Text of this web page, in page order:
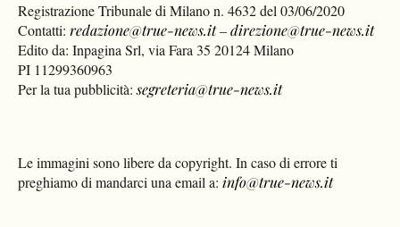
Registrazione Tribunale di Milano n. 4632 del 03/06/2020
Contatti:redazione@true-news.it–direzione@true-news.it
Edito da: Inpagina Srl, via Fara 35 20124 Milano
PI 11299360963
Per la tua pubblicità:segreteria@true-news.it
Le immagini sono libere da copyright. In caso di errore ti
preghiamo di mandarci una email a: info@true-news.it